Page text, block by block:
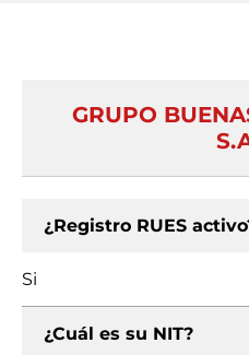
GRUPO
¿Registro RUES
Si
¿Cuál es su NIT?